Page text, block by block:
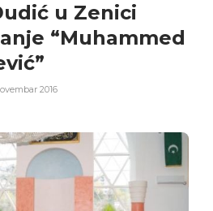
u Zenici
“Muhammed
2016